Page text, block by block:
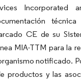
Incorporated
CE de su
MIA-TTM para la
notificado.
productos y las